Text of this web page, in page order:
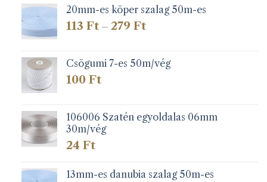
20mm-es köper szalag 50m-es
113 Ft – 279 FtÁrtartomány:
279 Ft
Csögumi 7-es 50m/vég
100 Ft
106006 Szatén egyoldalas 06mm
30m/vég
24 Ft
13mm-es danubia szalag 50m-es